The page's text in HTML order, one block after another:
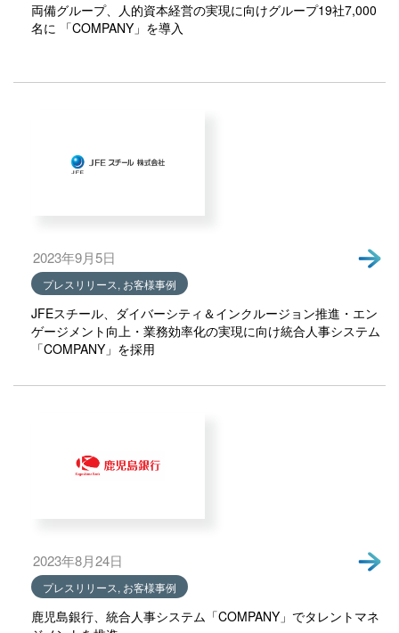
両備グループ、人的資本経営の実現に向けグループ19社7,000
名に 「COMPANY」を導入
2023年9月5日
プレスリリース, お客様事例
JFEスチール、ダイバーシティ＆インクルージョン推進・エン
ゲージメント向上・業務効率化の実現に向け統合人事システム
「COMPANY」を採用
2023年8月24日
プレスリリース, お客様事例
鹿児島銀行、統合人事システム「COMPANY」でタレントマネ